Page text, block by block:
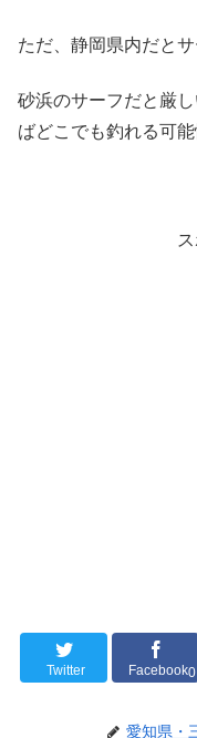
ただ、静岡県内だと
砂浜のサーフだと厳
ばどこでも釣れる可能
Twitter Facebook0
愛知県・